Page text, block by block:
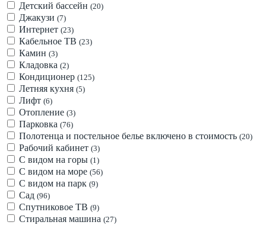
Детский бассейн (20)
Джакузи (7)
Интернет (23)
Кабельное ТВ (23)
Камин (3)
Кладовка (2)
Кондиционер (125)
Летняя кухня (5)
Лифт (6)
Отопление (3)
Парковка (76)
Полотенца и постельное белье включено в стоимость (20)
Рабочий кабинет (3)
С видом на горы (1)
С видом на море (56)
С видом на парк (9)
Сад (96)
Спутниковое ТВ (9)
Стиральная машина (27)